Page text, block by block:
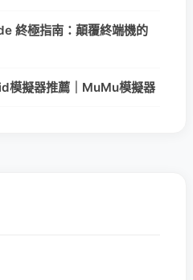
終極指南：顛覆終端機的
模擬器推薦｜MuMu模擬器